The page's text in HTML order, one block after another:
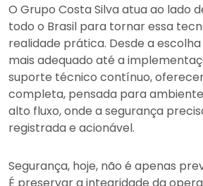
O Grupo Costa Silva atua ao lado
todo o Brasil para tornar essa
realidade prática. Desde a
mais adequado até a
suporte técnico contínuo,
completa, pensada para
alto fluxo, onde a segurança
registrada e acionável.
Segurança, hoje, não é apenas
É preservar a integridade da